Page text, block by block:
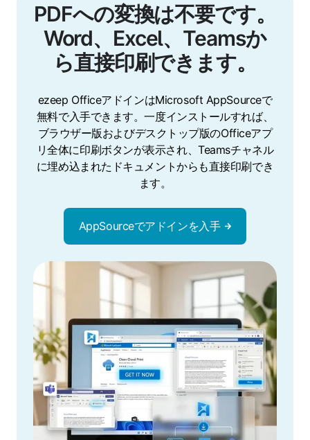
PDFへの変換は不要です。
Word、Excel、Teamsか
ら直接印刷できます。
ezeep OfficeアドインはMicrosoft AppSourceで
無料で入手できます。一度インストールすれば、
ブラウザー版およびデスクトップ版のOfficeアプ
リ全体に印刷ボタンが表示され、Teamsチャネル
に埋め込まれたドキュメントからも直接印刷でき
ます。
AppSourceでアドインを入手